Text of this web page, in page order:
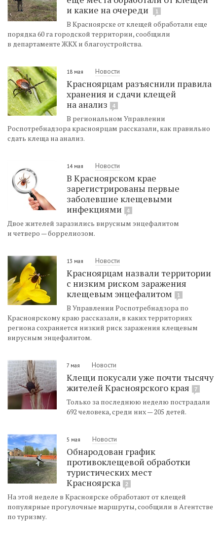
и какие на очереди
1
В Красноярске от клещей обработали еще
порядка 60 га городской территории, сообщили
в департаменте ЖКХ и благоустройства.
18 мая Новости
Красноярцам разъяснили правила
хранения и сдачи клещей
на анализ
4
В региональном Управлении
Роспотребнадзора красноярцам рассказали, как правильно
сдать клеща на анализ.
14 мая Новости
В Красноярском крае
зарегистрированы первые
заболевшие клещевыми
инфекциями
4
Двое жителей заразились вирусным энцефалитом
и четверо — боррелиозом.
13 мая Новости
Красноярцам назвали территории
с низким риском заражения
клещевым энцефалитом
1
В Управлении Роспотребнадзора по
Красноярскому краю рассказали, в каких территориях
региона сохраняется низкий риск заражения клещевым
вирусным энцефалитом.
7 мая Новости
Клещи покусали уже почти тысячу
жителей Красноярского края
7
Только за последнюю неделю пострадали
692 человека, среди них — 205 детей.
5 мая Новости
Обнародован график
противоклещевой обработки
туристических мест
Красноярска
2
На этой неделе в Красноярске обработают от клещей
популярные прогулочные маршруты, сообщили в Агентстве
по туризму.